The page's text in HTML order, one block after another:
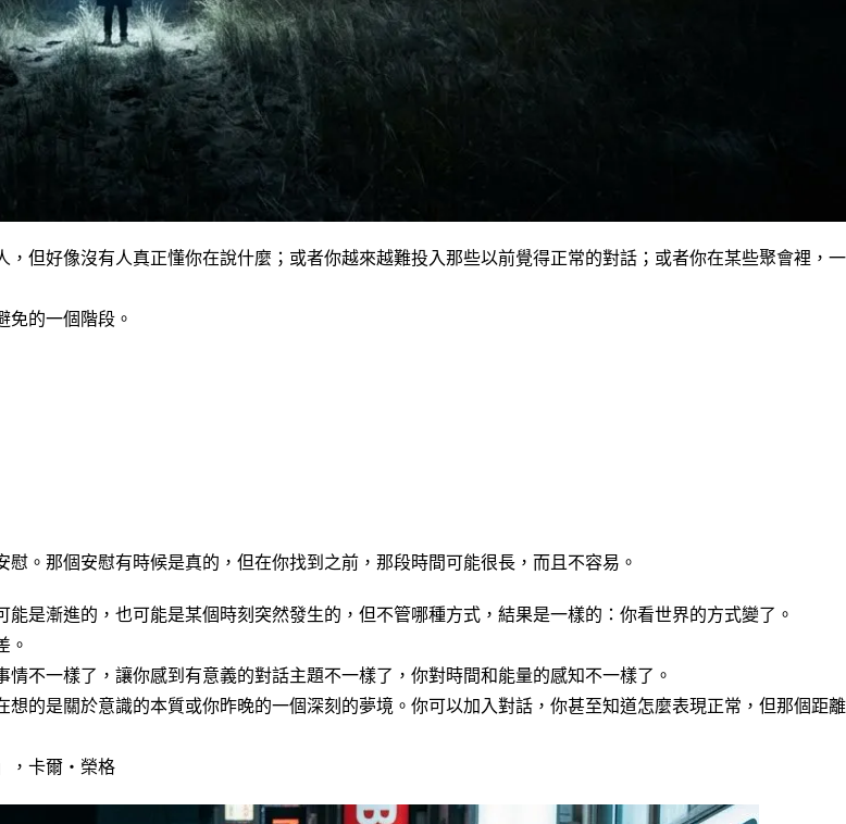
但好像沒有人真正懂你在說什麼；或者你越來越難投入那些以前覺得正常的對話；或者你在某些聚會裡，一
免的一個階段。
。那個安慰有時候是真的，但在你找到之前，那段時間可能很長，而且不容易。
是漸進的，也可能是某個時刻突然發生的，但不管哪種方式，結果是一樣的：你看世界的方式變了。
。
不一樣了，讓你感到有意義的對話主題不一樣了，你對時間和能量的感知不一樣了。
的是關於意識的本質或你昨晚的一個深刻的夢境。你可以加入對話，你甚至知道怎麼表現正常，但那個距離
，卡爾・榮格